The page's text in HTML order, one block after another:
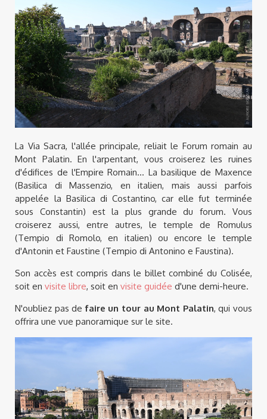
La Via Sacra, l'allée principale, reliait le Forum romain au
Mont Palatin. En l'arpentant, vous croiserez les ruines
d'édifices de l'Empire Romain... La basilique de Maxence
(Basilica di Massenzio, en italien, mais aussi parfois
appelée la Basilica di Costantino, car elle fut terminée
sous Constantin) est la plus grande du forum. Vous
croiserez aussi, entre autres, le temple de Romulus
(Tempio di Romolo, en italien) ou encore le temple
d'Antonin et Faustine (Tempio di Antonino e Faustina).
Son accès est compris dans le billet combiné du Colisée,
soit envisite libre, soit envisite guidée d'une demi-heure.
N'oubliez pas defaire un tour au Mont Palatin, qui vous
offrira une vue panoramique sur le site.